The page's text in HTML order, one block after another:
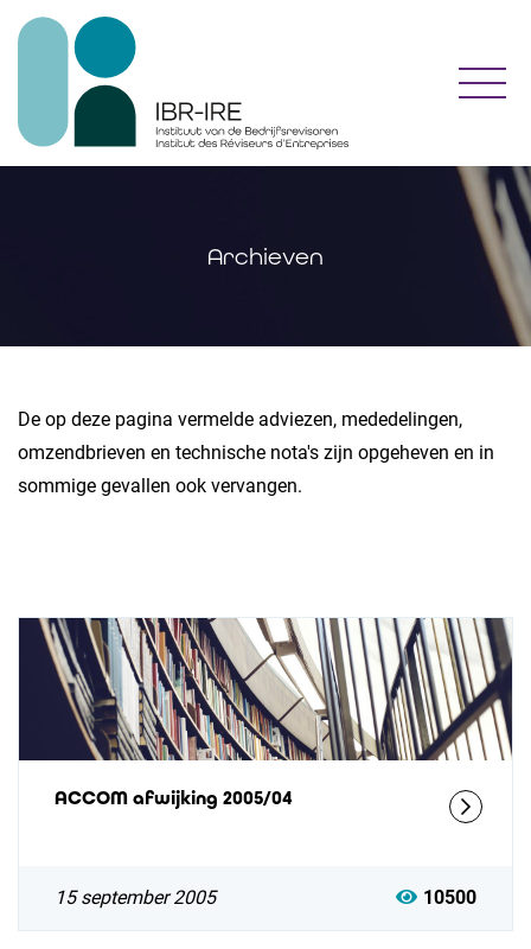
Archieven
​De op deze pagina vermelde adviezen, mededelingen,
omzendbrieven en technische nota's zijn opgeheven en in
sommige gevallen ook vervangen.
ACCOM afwijking 2005/04
15 september 2005 10500